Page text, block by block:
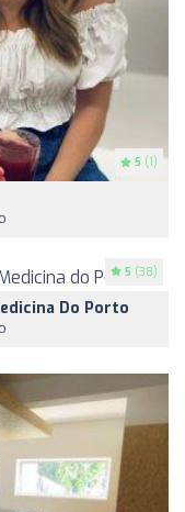
5 (1)
5 (38)
Do Porto